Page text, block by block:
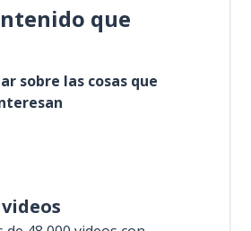
que
sobre las cosas que